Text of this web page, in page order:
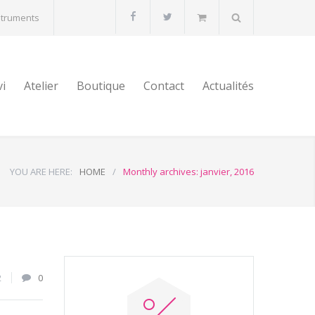
Atelier Boutique Contact Actualités
YOU ARE HERE: HOME / Monthly archives: janvier, 2016
0